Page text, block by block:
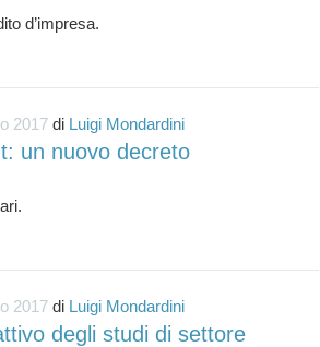
2017di Luigi Mondardini
un nuovo decreto
2017di Luigi Mondardini
degli studi di settore